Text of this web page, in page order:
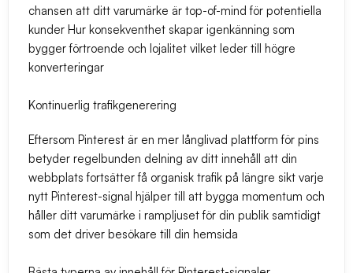
chansen att ditt varumärke är top-of-mind för potentiella
kunder Hur konsekventhet skapar igenkänning som
bygger förtroende och lojalitet vilket leder till högre
konverteringar
Kontinuerlig trafikgenerering
Eftersom Pinterest är en mer långlivad plattform för pins
betyder regelbunden delning av ditt innehåll att din
webbplats fortsätter få organisk trafik på längre sikt varje
nytt Pinterest-signal hjälper till att bygga momentum och
håller ditt varumärke i rampljuset för din publik samtidigt
som det driver besökare till din hemsida